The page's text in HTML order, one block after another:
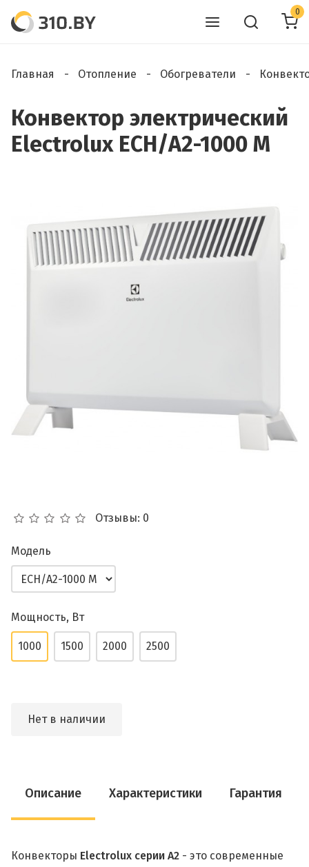
0
Главная Отопление Обогреватели
Конвектор электрический
Electrolux ECH/A2-1000 M
Отзывы: 0
Модель
Мощность, Вт
1000 1500 2000 2500
Нет в наличии
Описание Характеристики Гарантия
Конвекторы Electrolux серии А2 - это современные